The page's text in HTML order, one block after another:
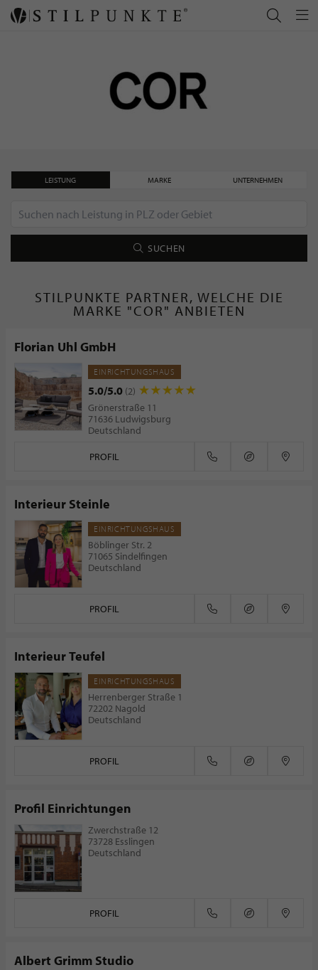
LEISTUNG MARKE UNTERNEHMEN
SUCHEN
STILPUNKTE PARTNER, WELCHE DIE
MARKE "COR" ANBIETEN
Florian Uhl GmbH
EINRICHTUNGSHAUS
5.0/5.0 (2)
Grönerstraße 11
71636 Ludwigsburg
Deutschland
PROFIL
Interieur Steinle
EINRICHTUNGSHAUS
Böblinger Str. 2
71065 Sindelfingen
Deutschland
PROFIL
Interieur Teufel
EINRICHTUNGSHAUS
Herrenberger Straße 1
72202 Nagold
Deutschland
PROFIL
Profil Einrichtungen
Zwerchstraße 12
73728 Esslingen
Deutschland
PROFIL
Albert Grimm Studio